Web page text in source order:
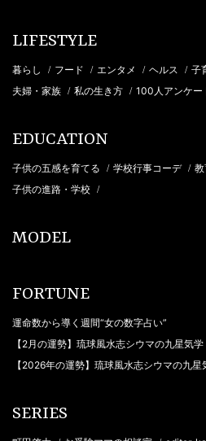
LIFESTYLE
暮らし / フード / エンタメ / ヘルス / 子
夫婦・家族 / 私の生き方 / 100人アンケー
EDUCATION
子供の五感を育てる / 学校行事コーデ / 教
子供の進路・学校 /
MODEL
FORTUNE
運命数から導く週間“女の数字占い”
【2月の運勢】琉球風水志シウマの九星気学
【2026年の運勢】琉球風水志シウマの九星
SERIES